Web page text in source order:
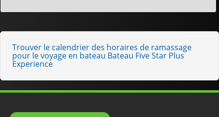
Trouver le calendrier des horaires de ramassage
pour le voyage en bateau Bateau Five Star Plus
Experience